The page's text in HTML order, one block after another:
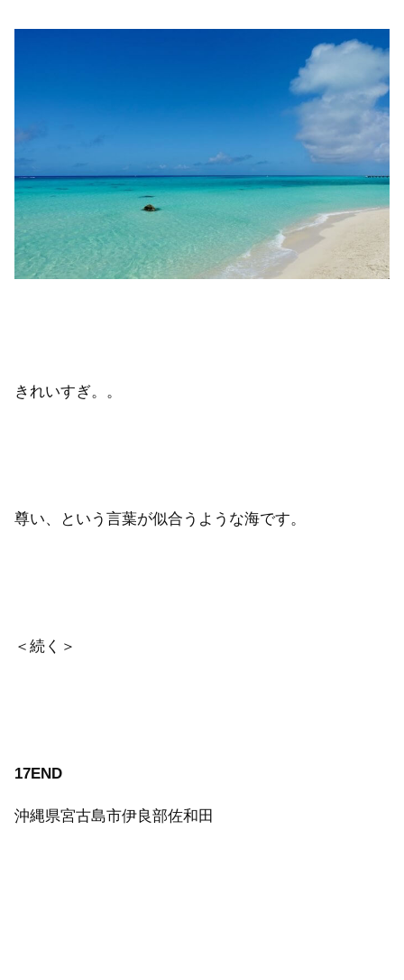
きれいすぎ。。
尊い、という言葉が似合うような海です。
＜続く＞
17END
沖縄県宮古島市伊良部佐和田